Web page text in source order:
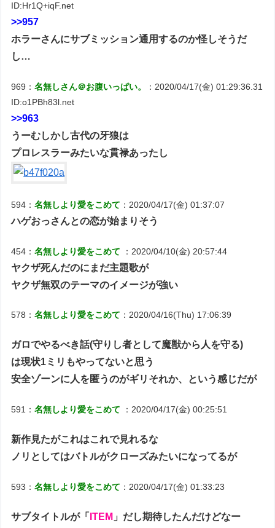
ID:Hr1Q+iqF.net
>>957
ホラーさんにサブミッション通用するのか怪しそうだ
し…
969：名無しさん＠お腹いっぱい。
：2020/04/17(金) 01:29:36.31
ID:o1PBh83l.net
>>963
うーむしかし古代の牙狼は
プロレスラーみたいな貫禄あったし
594：名無しより愛をこめて ：2020/04/17(金) 01:37:07
ハゲおっさんとの恋が始まりそう
454：名無しより愛をこめて ：2020/04/10(金) 20:57:44
ヤクザ死んだのにまだ主題歌が
ヤクザ無双のテーマのイメージが強い
578：名無しより愛をこめて ：2020/04/16(Thu) 17:06:39
ガロでやるべき話(守りし者として魔獣から人を守る)
は現状1ミリもやってないと思う
安全ゾーンに人を匿うのがギリそれか、という感じだが
591：名無しより愛をこめて ：2020/04/17(金) 00:25:51
新作見たがこれはこれで見れるな
ノリとしてはバトルがクローズみたいになってるが
593：名無しより愛をこめて ：2020/04/17(金) 01:33:23
サブタイトルが「 ITEM 」だし期待したんだけどなー